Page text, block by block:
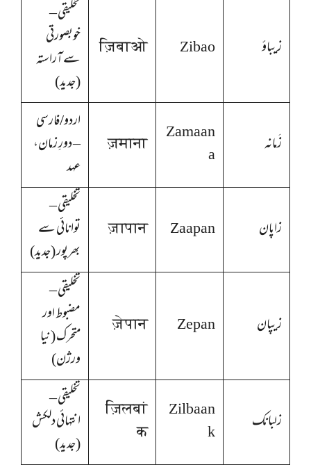
زیباؤ Zibao
ज़िबाओ
تخلیقی –
خوبصورتی
سے آراستہ
(جدید)
زَمانہ
Zamaan
a
ज़माना
اردو/فارسی
– دورِ زمان،
عہد
زاپان Zaapan
ज़ापान
تخلیقی –
توانائی سے
بھرپور (جدید)
زیپان Zepan
ज़ेपान
تخلیقی –
مضبوط اور
متحرک (نیا
ورژن)
زلبانک
Zilbaan
k
ज़िलबां
क
تخلیقی –
انتہائی دلکش
(جدید)